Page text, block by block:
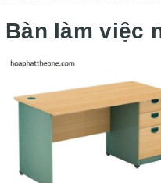
Bàn làm việc